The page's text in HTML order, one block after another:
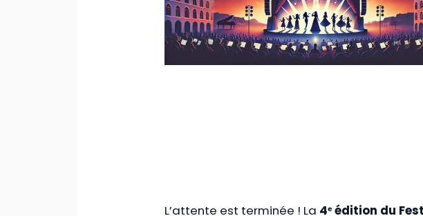
L’attente est terminée ! La 4ᵉ édition du